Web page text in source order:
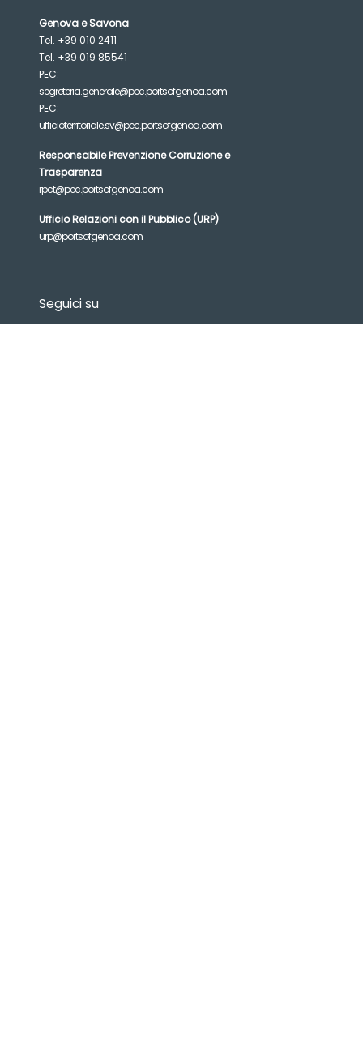
Genova e Savona
Tel. +39 010 2411
Tel. +39 019 85541
PEC:
segreteria.generale@pec.portsofgenoa.com
PEC:
ufficioterritoriale.sv@pec.portsofgenoa.com
Responsabile Prevenzione Corruzione e
Trasparenza
rpct@pec.portsofgenoa.com
Ufficio Relazioni con il Pubblico (URP)
urp@portsofgenoa.com
Seguici su